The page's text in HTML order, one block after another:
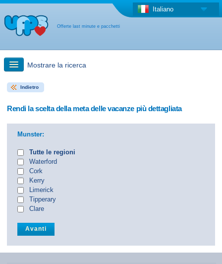
Offerte last minute e pacchetti
Italiano
Mostrare la ricerca
Ricerca rapida
Altro paese
Indietro
Rendi la scelta della meta delle vacanze più dettagliata
Munster:
Tutte le regioni
Waterford
Cork
Kerry
Limerick
Tipperary
Clare